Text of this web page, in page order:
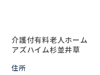
介護付有料老人ホーム
アズハイム杉並井草
住所